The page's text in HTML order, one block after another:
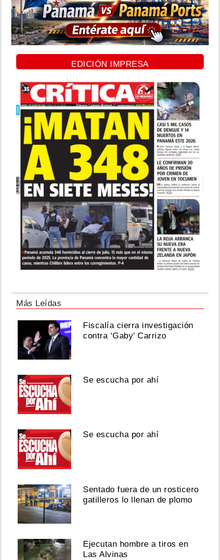
EDICIÓN IMPRESA
Más Leídas
Fiscalía cierra investigación
contra ‘Gaby’ Carrizo
Se escucha por ahí
Se escucha por ahí
Sentado fuera de un rosticero
gatilleros lo llenan de plomo
Ejecutan hombre a tiros en
Las Alvinas